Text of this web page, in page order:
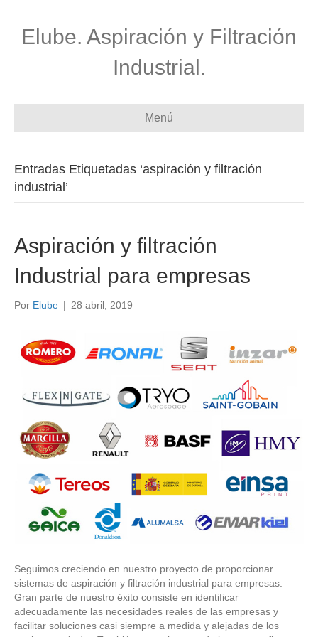
Elube. Aspiración y Filtración
Industrial.
Menú
Entradas Etiquetadas ‘aspiración y filtración
industrial’
Aspiración y filtración
Industrial para empresas
Por Elube | 28 abril, 2019
Seguimos creciendo en nuestro proyecto de proporcionar
sistemas de aspiración y filtración industrial para empresas.
Gran parte de nuestro éxito consiste en identificar
adecuadamente las necesidades reales de las empresas y
facilitar soluciones casi siempre a medida y alejadas de los